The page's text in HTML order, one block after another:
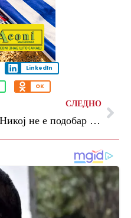
LinkedIn
OK
СЛЕДНО
Никој не е подобар во давањето совети за брак од него: Еве што и порача на Тејлор Свифт